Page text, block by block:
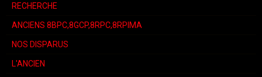
RECHERCHE
ANCIENS 8BPC,8GCP,8RPC,8RPIMA
NOS DISPARUS
L'ANCIEN